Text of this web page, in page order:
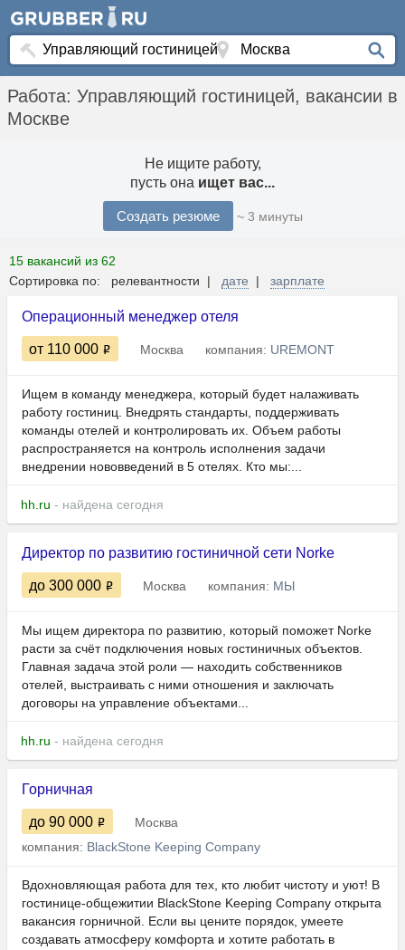
Работа: Управляющий гостиницей, вакансии в
Москве
Не ищите работу,
пусть она ищет вас...
Создать резюме ~ 3 минуты
15 вакансий из 62
Сортировка по: релевантности | дате | зарплате
Операционный менеджер отеля
от 110 000 Москва компания: UREMONT
Ищем в команду менеджера, который будет налаживать
работу гостиниц. Внедрять стандарты, поддерживать
команды отелей и контролировать их. Объем работы
распространяется на контроль исполнения задачи
внедрении нововведений в 5 отелях. Кто мы:...
hh.ru - найдена сегодня
Директор по развитию гостиничной сети Norke
до 300 000 Москва компания: МЫ
Мы ищем директора по развитию, который поможет Norke
расти за счёт подключения новых гостиничных объектов.
Главная задача этой роли — находить собственников
отелей, выстраивать с ними отношения и заключать
договоры на управление объектами...
hh.ru - найдена сегодня
Горничная
до 90 000
Москва
компания: BlackStone Keeping Company
Вдохновляющая работа для тех, кто любит чистоту и уют! В
гостинице-общежитии BlackStone Keeping Company открыта
вакансия горничной. Если вы цените порядок, умеете
создавать атмосферу комфорта и хотите работать в